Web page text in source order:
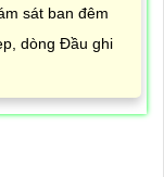
sát ban đêm
dòng Đầu ghi